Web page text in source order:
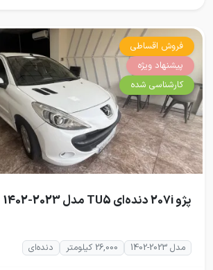
فروش اقساطی
پیشنهاد ویژه
کارشناسی شده
پژو 207i دنده‌ای TU5 مدل 2023-1402
مدل 2023-1402 26,000 کیلومتر دنده‌ای